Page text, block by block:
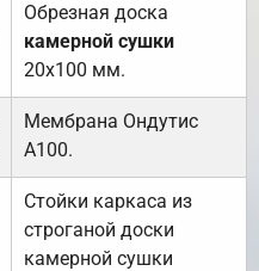
Обрезная доска
камерной сушки
20х100 мм.
Мембрана Ондутис
А100.
Стойки каркаса из
строганой доски
камерной сушки